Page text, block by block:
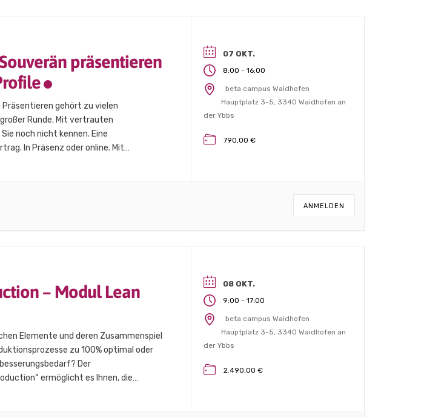
präsentieren
gehört zu vielen
Runde. Mit vertrauten
noch nicht kennen. Eine
In Präsenz oder online. Mit
07 OKT.
8:00 - 16:00
beta campus Waidhofen
Hauptplatz 3-5, 3340 Waidhofen an
der Ybbs
790,00 €
ANMELDEN
– Modul Lean
Elemente und deren Zusammenspiel
zu 100% optimal oder
Der
ermöglicht es Ihnen, die
08 OKT.
9:00 - 17:00
beta campus Waidhofen
Hauptplatz 3-5, 3340 Waidhofen an
der Ybbs
2.490,00 €